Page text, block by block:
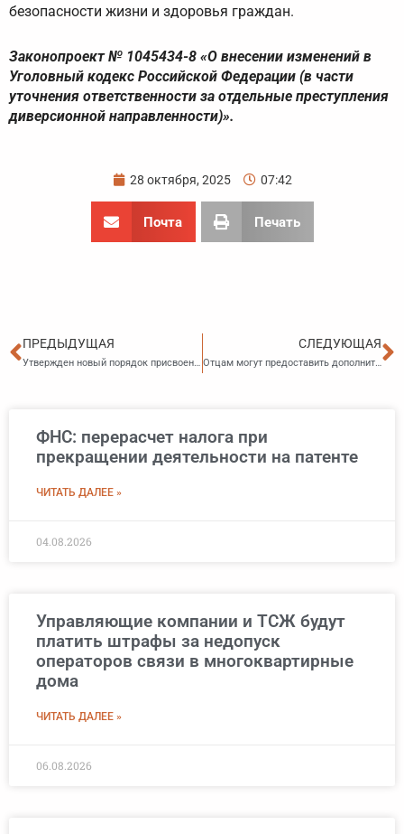
безопасности жизни и здоровья граждан.
Законопроект № 1045434-8 «О внесении изменений в
Уголовный кодекс Российской Федерации (в части
уточнения ответственности за отдельные преступления
диверсионной направленности)».
28 октября, 2025 07:42
Почта Печать
Пред
ПРЕДЫДУЩАЯ
Утвержден новый порядок присвоения ИНН организациям и физлицам
СЛЕДУЮЩАЯ
Отцам могут предоставить дополнительный отпуск при рождении ребенка
ФНС: перерасчет налога при
прекращении деятельности на патенте
ЧИТАТЬ ДАЛЕЕ »
04.08.2026
Управляющие компании и ТСЖ будут
платить штрафы за недопуск
операторов связи в многоквартирные
дома
ЧИТАТЬ ДАЛЕЕ »
06.08.2026